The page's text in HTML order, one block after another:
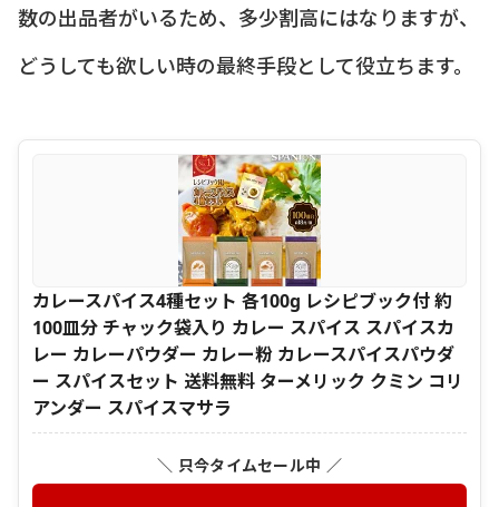
数の出品者がいるため、多少割高にはなりますが、
どうしても欲しい時の最終手段として役立ちます。
カレースパイス4種セット 各100g レシピブック付 約
100皿分 チャック袋入り カレー スパイス スパイスカ
レー カレーパウダー カレー粉 カレースパイスパウダ
ー スパイスセット 送料無料 ターメリック クミン コリ
アンダー スパイスマサラ
＼ 只今タイムセール中 ／